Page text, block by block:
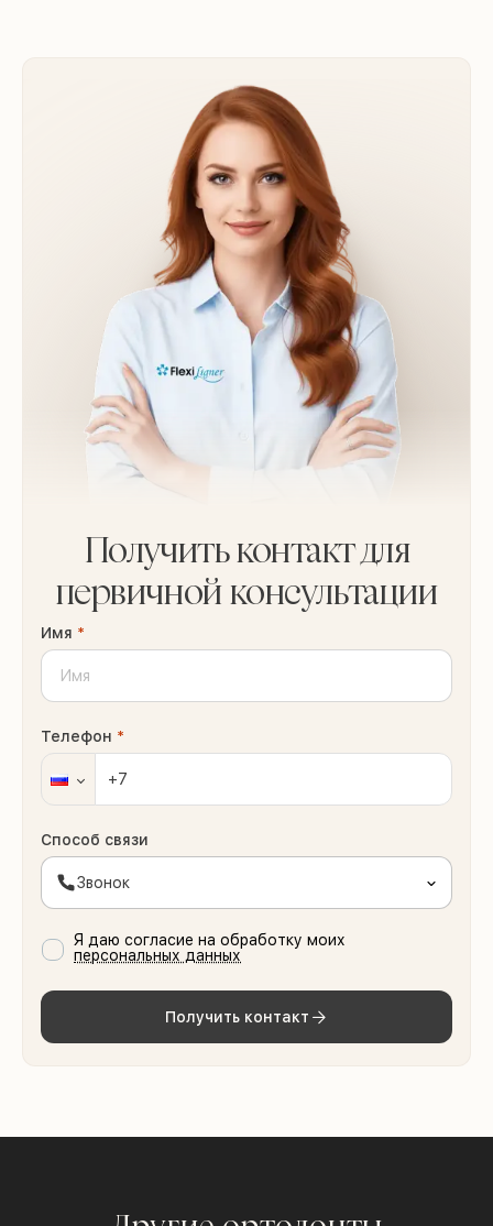
Получить контакт для
первичной консультации
Имя *
Телефон *
Способ связи
Звонок
Я даю согласие на обработку моих
персональных данных
Получить контакт